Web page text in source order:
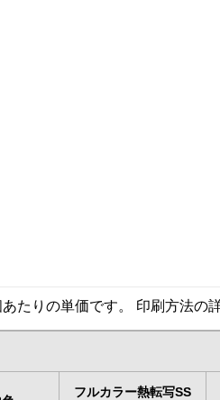
たりの単価です。 印刷方法の
フルカラー熱転写SS